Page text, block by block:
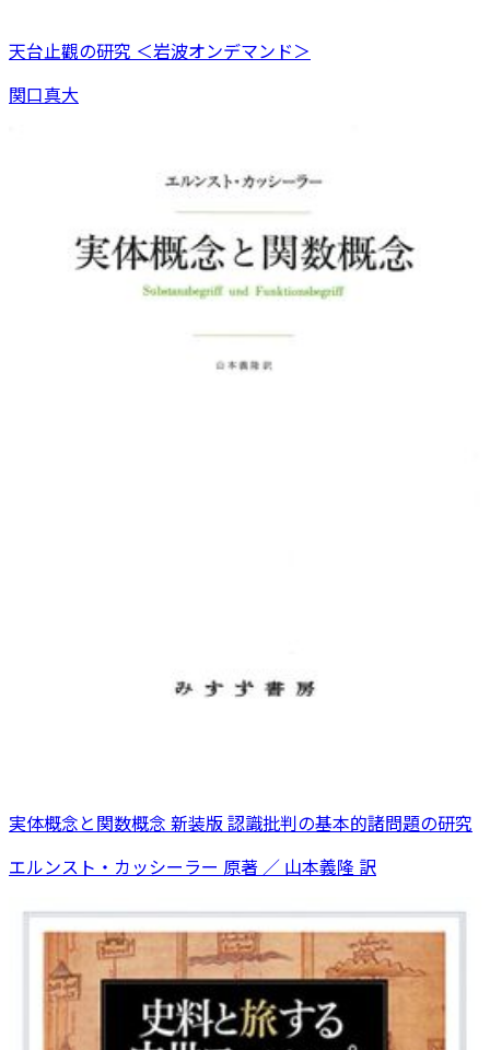
天台止觀の研究 ＜岩波オンデマンド＞
関口真大
実体概念と関数概念 新装版 認識批判の基本的諸問題の研究
エルンスト・カッシーラー 原著 ／ 山本義隆 訳